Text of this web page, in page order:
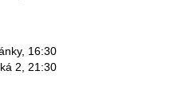
16:30
2, 21:30